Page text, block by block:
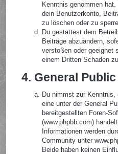
Kenntnis genommen
dein Benutzerkonto,
zu löschen oder zu
Du gestattest dem
Beiträge abzuändern,
verstoßen oder geeignet
einem Dritten Schaden
4. General
Du nimmst zur
eine unter der General
bereitgestellten Foren-
(www.phpbb.com)
Informationen werden
Community unter
Beide haben keinen